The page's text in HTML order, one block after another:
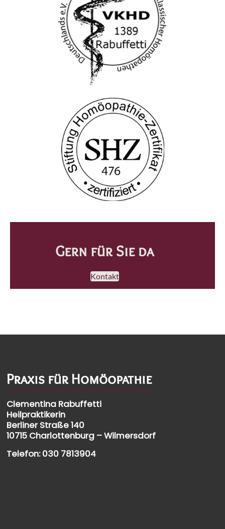
Gern für Sie da
Kontakt
Praxis für Homöopathie
Clementina Rabuffetti
Heilpraktikerin
Berliner Straße 140
10715 Charlottenburg – Wilmersdorf
Telefon:030 7813904